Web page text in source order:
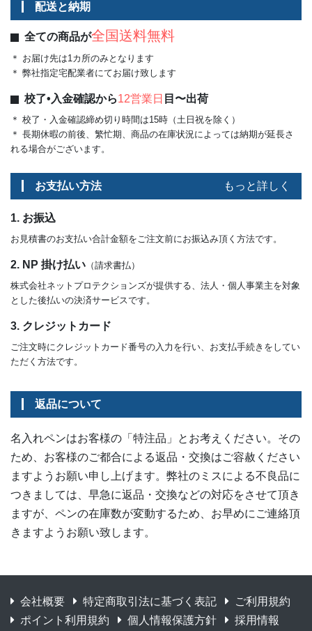
配送と納期
全ての商品が全国送料無料
＊ お届け先は1カ所のみとなります
＊ 弊社指定宅配業者にてお届け致します
校了•入金確認から12営業日 目〜出荷
＊ 校了・入金確認締め切り時間は15時（土日祝を除く）
＊ 長期休暇の前後、繁忙期、商品の在庫状況によっては納期が延長さ
れる場合がございます。
お支払い方法 もっと詳しく
1. お振込
お見積書のお支払い合計金額をご注文前にお振込み頂く方法です。
2. NP 掛け払い （請求書払）
株式会社ネットプロテクションズが提供する、法人・個人事業主を対象
とした後払いの決済サービスです。
3. クレジットカード
ご注文時にクレジットカード番号の入力を行い、お支払手続きをしてい
ただく方法です。
返品について
名入れペンはお客様の「特注品」とお考えください。その
ため、お客様のご都合による返品・交換はご容赦ください
ますようお願い申し上げます。弊社のミスによる不良品に
つきましては、早急に返品・交換などの対応をさせて頂き
ますが、ペンの在庫数が変動するため、お早めにご連絡頂
きますようお願い致します。
会社概要 特定商取引法に基づく表記
ご利用規約
ポイント利用規約
個人情報保護方針 採用情報